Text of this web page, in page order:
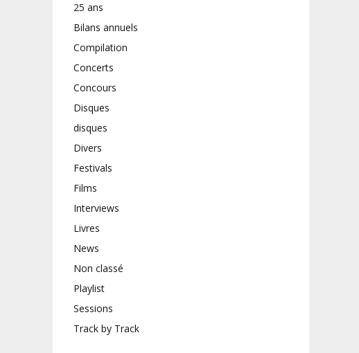
25 ans
Bilans annuels
Compilation
Concerts
Concours
Disques
disques
Divers
Festivals
Films
Interviews
Livres
News
Non classé
Playlist
Sessions
Track by Track